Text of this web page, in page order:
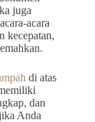
juga
acara
kecepatan,
di atas
dan
Anda